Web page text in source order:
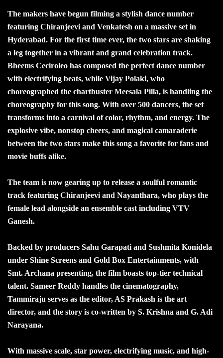
The makers have begun filming a stylish dance number
featuring Chiranjeevi and Venkatesh on a massive set in
Hyderabad. For the first time ever, the two stars are shaking
a leg together in a vibrant and grand celebration track.
Bheems Ceciroleo has composed the perfect dance number
with electrifying beats, while Vijay Polaki, who
choreographed the chartbuster Meesala Pilla, is handling the
choreography for this song. With over 500 dancers, the set
transforms into a carnival of color, rhythm, and energy. The
explosive vibe, nonstop cheers, and magical camaraderie
between the two stars make this song a favorite for fans and
movie buffs alike.
The team is now gearing up to release a soulful romantic
track featuring Chiranjeevi and Nayanthara, who plays the
female lead alongside an ensemble cast including VTV
Ganesh.
Backed by producers Sahu Garapati and Sushmita Konidela
under Shine Screens and Gold Box Entertainments, with
Smt. Archana presenting, the film boasts top-tier technical
talent. Sameer Reddy handles the cinematography,
Tammiraju serves as the editor, AS Prakash is the art
director, and the story is co-written by S. Krishna and G. Adi
Narayana.
With massive scale, star power, electrifying music, and high-